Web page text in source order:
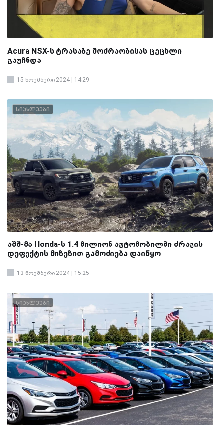
Acura NSX-ს ტრასაზე მოძრაობისას ცეცხლი
გაუჩნდა
15 ნოემბერი 2024 | 14:29
სიახლეები
აშშ-მა Honda-ს 1.4 მილიონ ავტომობილში ძრავის
დეფექტის მიზეზით გამოძიება დაიწყო
13 ნოემბერი 2024 | 15:25
სიახლეები